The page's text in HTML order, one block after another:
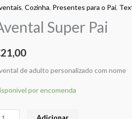
,Cozinha, Presentes para o Pai,
Super Pai
21,00
de adulto personalizado com nome
por encomenda
Adicionar